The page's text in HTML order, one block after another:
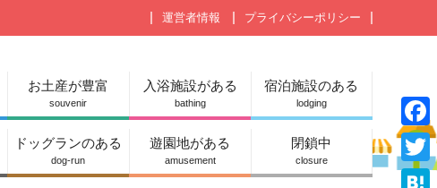
お土産が豊富
souvenir
入浴施設がある
bathing
宿泊施設のある
lodging
ドッグランのある
dog-run
遊園地がある
amusement
閉鎖中
closure
プライバシーポリシー
運営者情報
F
a
T